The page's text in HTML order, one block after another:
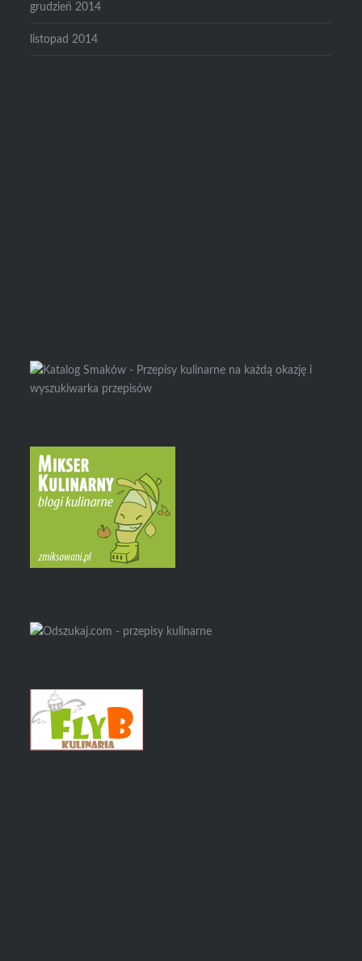
grudzień 2014
listopad 2014